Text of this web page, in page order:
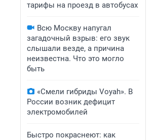
тарифы на проезд в автобусах
Всю Москву напугал
загадочный взрыв: его звук
слышали везде, а причина
неизвестна. Что это могло
быть
«Смели гибриды Voyah». В
России возник дефицит
электромобилей
Быстро покраснеют: как